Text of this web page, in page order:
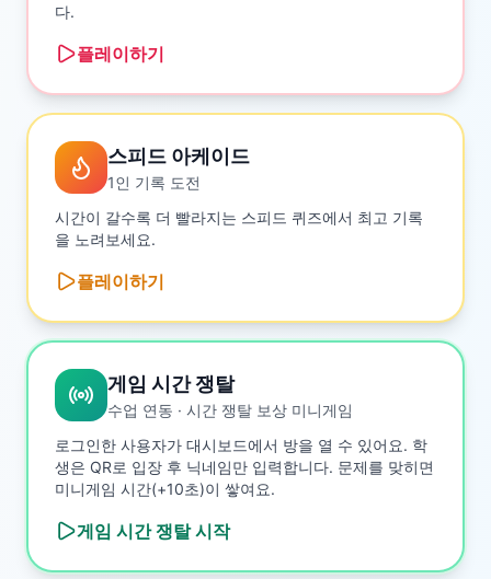
다.
플레이하기
스피드 아케이드
1인 기록 도전
시간이 갈수록 더 빨라지는 스피드 퀴즈에서 최고 기록
을 노려보세요.
플레이하기
게임 시간 쟁탈
수업 연동 · 시간 쟁탈 보상 미니게임
로그인한 사용자가 대시보드에서 방을 열 수 있어요. 학
생은 QR로 입장 후 닉네임만 입력합니다. 문제를 맞히면
미니게임 시간(+10초)이 쌓여요.
게임 시간 쟁탈시작